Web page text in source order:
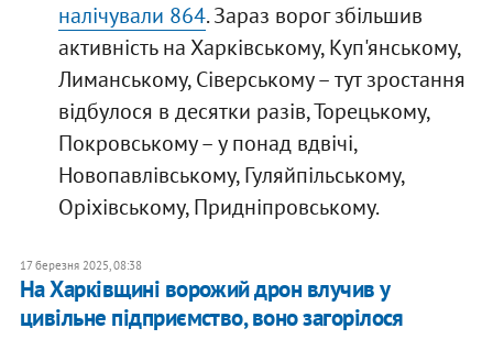
налічували 864. Зараз ворог збільшив
активність на Харківському, Куп'янському,
Лиманському, Сіверському – тут зростання
відбулося в десятки разів, Торецькому,
Покровському – у понад вдвічі,
Новопавлівському, Гуляйпільському,
Оріхівському, Придніпровському.
17 березня 2025, 08:38
На Харківщині ворожий дрон влучив у
цивільне підприємство, воно загорілося